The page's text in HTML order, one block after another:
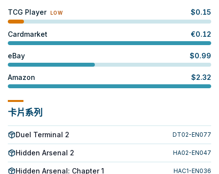
TCG Player LOW $0.15
Cardmarket €0.12
eBay $0.99
Amazon $2.32
卡片系列
Duel Terminal 2 DT02-EN077
Hidden Arsenal 2 HA02-EN047
Hidden Arsenal: Chapter 1 HAC1-EN036